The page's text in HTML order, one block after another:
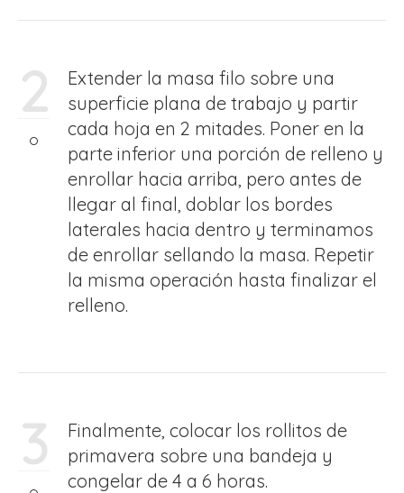
2
Extender la masa filo sobre una
superficie plana de trabajo y partir
cada hoja en 2 mitades. Poner en la
parte inferior una porción de relleno y
enrollar hacia arriba, pero antes de
llegar al final, doblar los bordes
laterales hacia dentro y terminamos
de enrollar sellando la masa. Repetir
la misma operación hasta finalizar el
relleno.
3
Finalmente, colocar los rollitos de
primavera sobre una bandeja y
congelar de 4 a 6 horas.